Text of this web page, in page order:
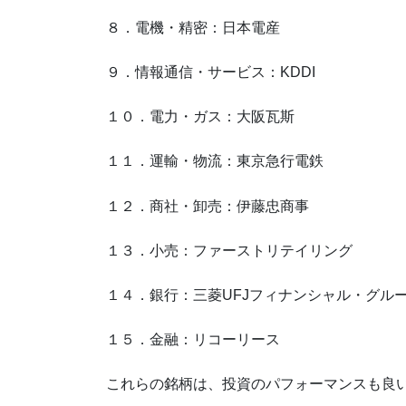
８．電機・精密：日本電産
９．情報通信・サービス：KDDI
１０．電力・ガス：大阪瓦斯
１１．運輸・物流：東京急行電鉄
１２．商社・卸売：伊藤忠商事
１３．小売：ファーストリテイリング
１４．銀行：三菱UFJフィナンシャル・グル
１５．金融：リコーリース
これらの銘柄は、投資のパフォーマンスも良